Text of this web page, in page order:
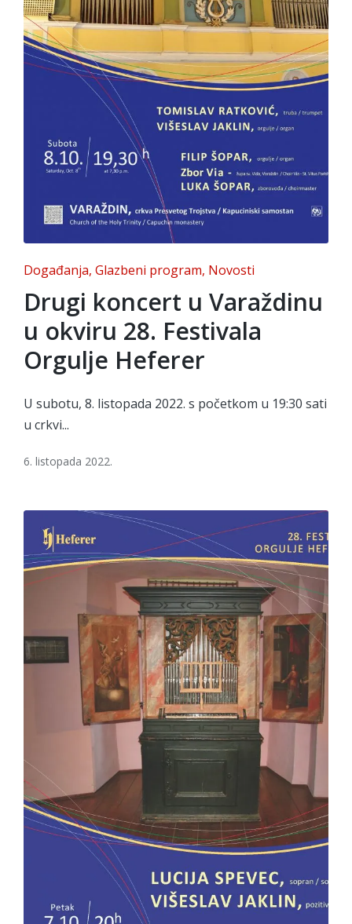
Posted
in
Događanja Glazbeni program Novosti
Drugi koncert u Varaždinu
u okviru 28. Festivala
Orgulje Heferer
U subotu, 8. listopada 2022. s početkom u 19:30 sati
u crkvi...
6. listopada 2022.